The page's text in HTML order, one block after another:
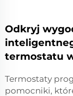
Odkryj
termostatu
Termostaty
pomocniki,